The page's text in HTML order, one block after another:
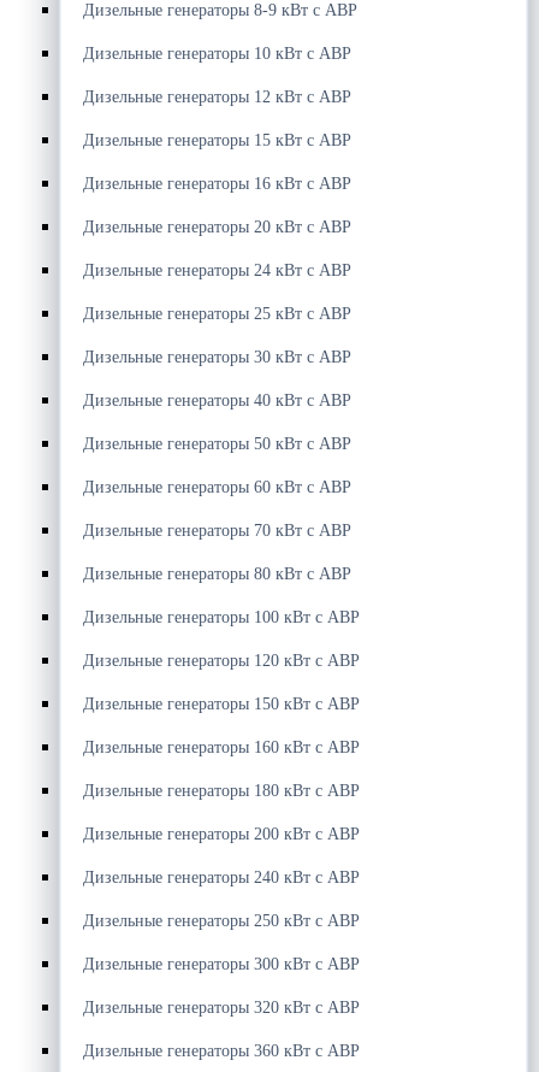
Дизельные генераторы 8-9 кВт с АВР
Дизельные генераторы 10 кВт с АВР
Дизельные генераторы 12 кВт с АВР
Дизельные генераторы 15 кВт с АВР
Дизельные генераторы 16 кВт с АВР
Дизельные генераторы 20 кВт с АВР
Дизельные генераторы 24 кВт с АВР
Дизельные генераторы 25 кВт с АВР
Дизельные генераторы 30 кВт с АВР
Дизельные генераторы 40 кВт с АВР
Дизельные генераторы 50 кВт с АВР
Дизельные генераторы 60 кВт с АВР
Дизельные генераторы 70 кВт с АВР
Дизельные генераторы 80 кВт с АВР
Дизельные генераторы 100 кВт с АВР
Дизельные генераторы 120 кВт с АВР
Дизельные генераторы 150 кВт с АВР
Дизельные генераторы 160 кВт с АВР
Дизельные генераторы 180 кВт с АВР
Дизельные генераторы 200 кВт с АВР
Дизельные генераторы 240 кВт с АВР
Дизельные генераторы 250 кВт с АВР
Дизельные генераторы 300 кВт с АВР
Дизельные генераторы 320 кВт с АВР
Дизельные генераторы 360 кВт с АВР